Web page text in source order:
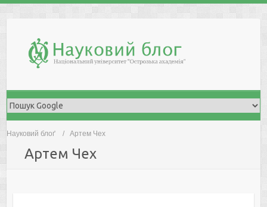
Науковий блоґ Артем Чех
Артем Чех